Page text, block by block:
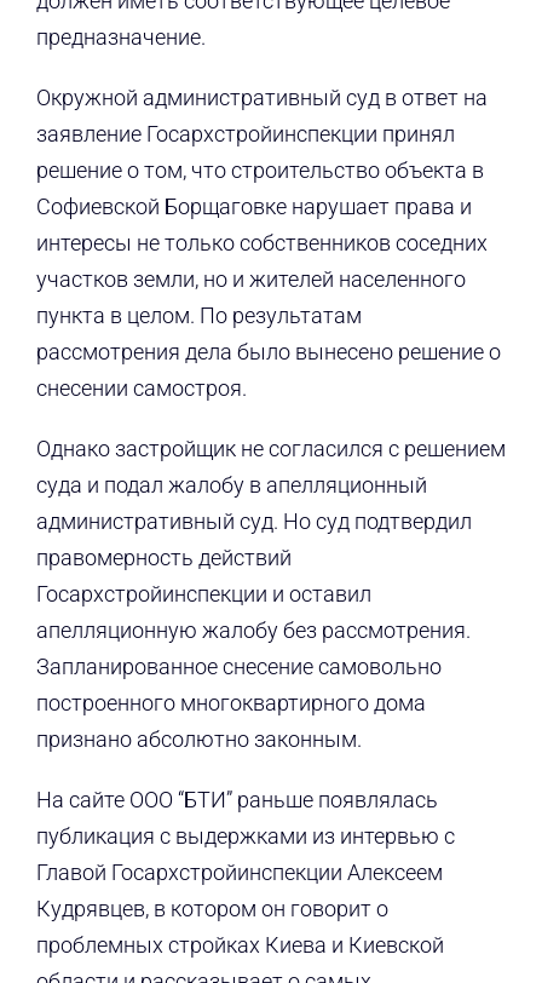
предназначение.
Окружной административный суд в ответ на
заявление Госархстройинспекции принял
решение о том, что строительство объекта в
Софиевской Борщаговке нарушает права и
интересы не только собственников соседних
участков земли, но и жителей населенного
пункта в целом. По результатам
рассмотрения дела было вынесено решение о
снесении самостроя.
Однако застройщик не согласился с решением
суда и подал жалобу в апелляционный
административный суд. Но суд подтвердил
правомерность действий
Госархстройинспекции и оставил
апелляционную жалобу без рассмотрения.
Запланированное снесение самовольно
построенного многоквартирного дома
признано абсолютно законным.
На сайте ООО “БТИ” раньше появлялась
публикация с выдержками из интервью с
Главой Госархстройинспекции Алексеем
Кудрявцев, в котором он говорит о
проблемных стройках Киева и Киевской